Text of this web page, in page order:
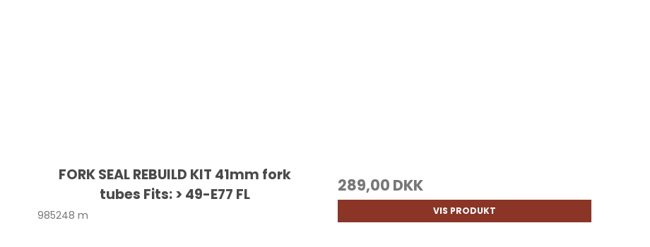
FORK SEAL REBUILD KIT 41mm fork
tubes Fits: > 49-E77 FL
985248 m
289,00 DKK
VIS PRODUKT